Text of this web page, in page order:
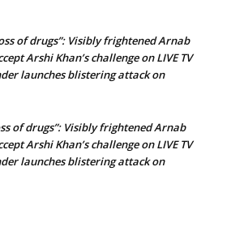
of drugs”: Visibly frightened Arnab
Arshi Khan’s challenge on LIVE TV
launches blistering attack on
of drugs”: Visibly frightened Arnab
Arshi Khan’s challenge on LIVE TV
launches blistering attack on